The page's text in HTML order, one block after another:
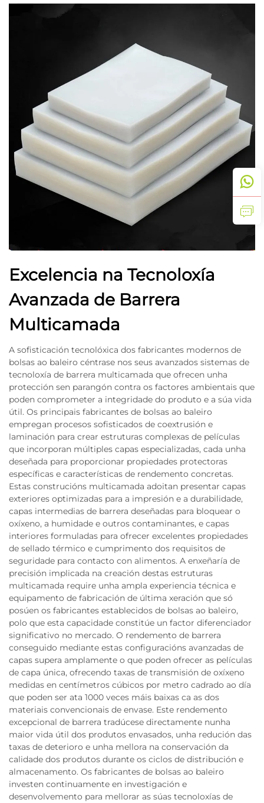
Excelencia na Tecnoloxía
Avanzada de Barrera
Multicamada
A sofisticación tecnolóxica dos fabricantes modernos de
bolsas ao baleiro céntrase nos seus avanzados sistemas de
tecnoloxía de barrera multicamada que ofrecen unha
protección sen parangón contra os factores ambientais que
poden comprometer a integridade do produto e a súa vida
útil. Os principais fabricantes de bolsas ao baleiro
empregan procesos sofisticados de coextrusión e
laminación para crear estruturas complexas de películas
que incorporan múltiples capas especializadas, cada unha
deseñada para proporcionar propiedades protectoras
específicas e características de rendemento concretas.
Estas construcións multicamada adoitan presentar capas
exteriores optimizadas para a impresión e a durabilidade,
capas intermedias de barrera deseñadas para bloquear o
oxíxeno, a humidade e outros contaminantes, e capas
interiores formuladas para ofrecer excelentes propiedades
de sellado térmico e cumprimento dos requisitos de
seguridade para contacto con alimentos. A enxeñaría de
precisión implicada na creación destas estruturas
multicamada require unha ampla experiencia técnica e
equipamento de fabricación de última xeración que só
posúen os fabricantes establecidos de bolsas ao baleiro,
polo que esta capacidade constitúe un factor diferenciador
significativo no mercado. O rendemento de barrera
conseguido mediante estas configuracións avanzadas de
capas supera amplamente o que poden ofrecer as películas
de capa única, ofrecendo taxas de transmisión de oxíxeno
medidas en centímetros cúbicos por metro cadrado ao día
que poden ser ata 1000 veces máis baixas ca as dos
materiais convencionais de envase. Este rendemento
excepcional de barrera tradúcese directamente nunha
maior vida útil dos produtos envasados, unha redución das
taxas de deterioro e unha mellora na conservación da
calidade dos produtos durante os ciclos de distribución e
almacenamento. Os fabricantes de bolsas ao baleiro
investen continuamente en investigación e
desenvolvemento para mellorar as súas tecnoloxías de